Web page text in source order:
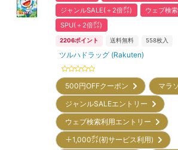
ジャンルSALE(＋2倍㌽)
ウェブ検
SPU(＋2倍㌽)
2206ポイント 送料無料 558枚入
ツルハドラッグ (Rakuten)
500円OFFクーポン
マラ
ジャンルSALEエントリー
ウェブ検索利用エントリー
＋1,000㌽(初サービス利用)